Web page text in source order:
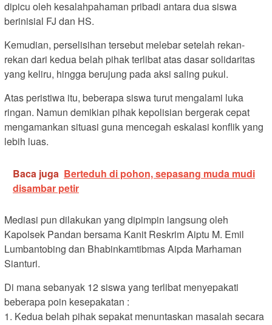
dipicu oleh kesalahpahaman pribadi antara dua siswa
berinisial FJ dan HS.
Kemudian, perselisihan tersebut melebar setelah rekan-
rekan dari kedua belah pihak terlibat atas dasar solidaritas
yang keliru, hingga berujung pada aksi saling pukul.
Atas peristiwa itu, beberapa siswa turut mengalami luka
ringan. Namun demikian pihak kepolisian bergerak cepat
mengamankan situasi guna mencegah eskalasi konflik yang
lebih luas.
Baca juga Berteduh di pohon, sepasang muda mudi
disambar petir
Mediasi pun dilakukan yang dipimpin langsung oleh
Kapolsek Pandan bersama Kanit Reskrim Aiptu M. Emil
Lumbantobing dan Bhabinkamtibmas Aipda Marhaman
Sianturi.
Di mana sebanyak 12 siswa yang terlibat menyepakati
beberapa poin kesepakatan :
1. Kedua belah pihak sepakat menuntaskan masalah secara